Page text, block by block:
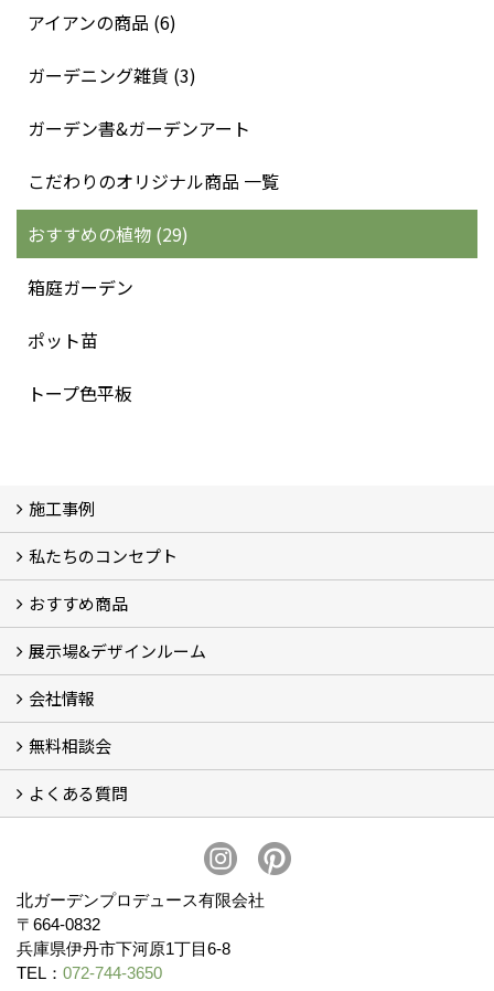
アイアンの商品 (6)
ガーデニング雑貨 (3)
ガーデン書&ガーデンアート
こだわりのオリジナル商品 一覧
おすすめの植物 (29)
箱庭ガーデン
ポット苗
トープ色平板
施工事例
施工事例
お客様の声 (46)
私たちのコンセプト
コンセプト
完成までの流れ
お庭のメンテナンスについて
おすすめ商品
オリジナル帆布のサイクルポート
NEW スマートサイクルポート
おしゃれな物置 (8)
門扉 (6)
ウッドフェンス (16)
アイアンの商品 (6)
ガーデニング雑貨 (3)
ガーデン書&ガーデンアート
こだわりのオリジナル商品 一覧
おすすめの植物 (29)
箱庭ガーデン
ポット苗
展示場&デザインルーム
展示場&デザインルーム
会社情報
会社概要
スタッフ紹介 (11)
ブログ
コラム
アクセス
求人募集
無料相談会
無料相談会
よくある質問
アフターサービス・アフターメンテナンスについて (3)
北ガーデンプロデュース有限会社
〒664-0832
兵庫県伊丹市下河原1丁目6-8
TEL： 072-744-3650